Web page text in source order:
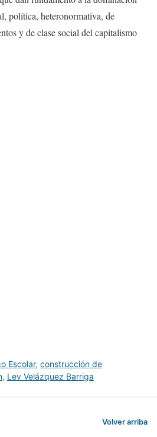
política, heteronormativa, de
y de clase social del capitalismo
Escolar, construcción de
, Lev Velázquez Barriga
Volver arriba